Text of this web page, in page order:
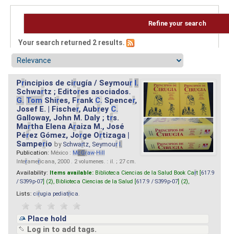
Refine your search
Your search returned 2 results.
Principios de cirugía / Seymour I.
Schwartz ; Editores asociados.
G. Tom Shires, Frank C. Spencer,
Josef E. | Fischer, Aubrey C.
Galloway, John M. Daly ; trs.
Martha Elena Araiza M., José
Pérez Gómez, Jorge Ortizaga |
Samperio by Schwartz, Seymour I.
Publication: México : McGraw-Hill
Interamericana, 2000 . 2 volumenes. : il. ; 27 cm.
Availability: Items available: Biblioteca Ciencias de la Salud Book Cart [ 617.9
/ S399p-07 ] (2), Biblioteca Ciencias de la Salud [ 617.9 / S399p-07 ] (2),
Lists: cirugia pediatrica
Place hold
Log in to add tags.